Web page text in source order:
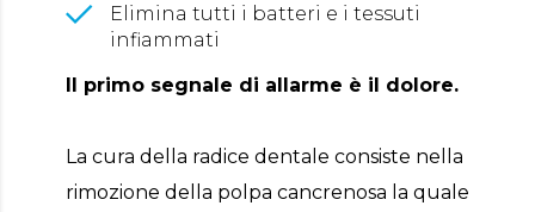
Elimina tutti i batteri e i tessuti
infiammati
Il primo segnale di allarme è il dolore.
La cura della radice dentale consiste nella
rimozione della polpa cancrenosa la quale